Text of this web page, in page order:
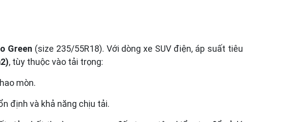
Green (size 235/55R18). Với dòng xe SUV điện, áp suất tiêu
, tùy thuộc vào tải trọng:
mòn.
định và khả năng chịu tải.